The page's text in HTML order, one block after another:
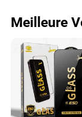
Pourquoi y a-t-il
de salle de
Les
expériences
de vie. Le
permet
goût, ce qui
Meilleure